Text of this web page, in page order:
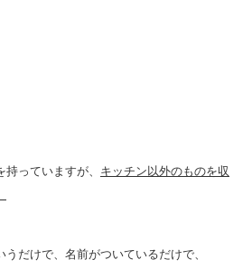
っていますが、 キッチン以外のものを収
だけで、名前がついているだけで、